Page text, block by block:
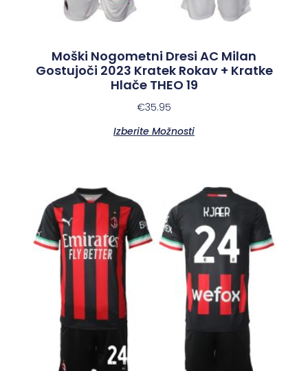
Moški Nogometni Dresi AC Milan
Gostujoči 2023 Kratek Rokav + Kratke
Hlače THEO 19
€35.95
Izberite Možnosti